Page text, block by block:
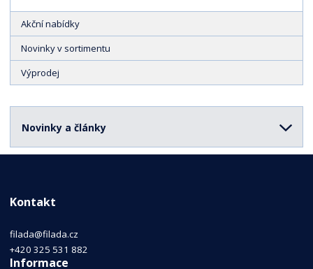
Akční nabídky
Novinky v sortimentu
Výprodej
Novinky a články
Kontakt
filada@filada.cz
+420 325 531 882
Informace